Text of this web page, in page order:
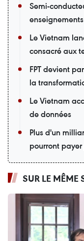
Semi-
Le Vietnam
consacré aux
FPT devient
la
Le Vietnam
de données
Plus d'un
pourront
SUR LE MÊME